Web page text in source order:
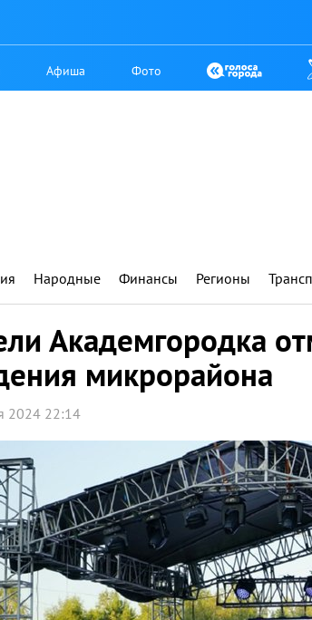
Афиша Фото
Народные Финансы Регионы
Академгородка
микрорайона
2024 22:14